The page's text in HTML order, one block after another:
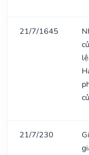
21/7/1645
21/7/230